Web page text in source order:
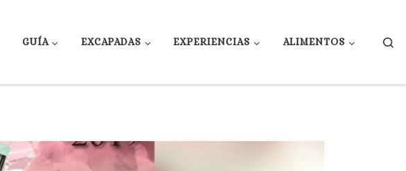
GUÍA EXCAPADAS EXPERIENCIAS ALIMENTOS